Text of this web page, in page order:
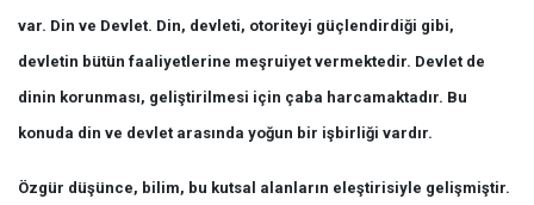
var. Din ve Devlet. Din, devleti, otoriteyi güçlendirdiği gibi,
devletin bütün faaliyetlerine meşruiyet vermektedir. Devlet de
dinin korunması, geliştirilmesi için çaba harcamaktadır. Bu
konuda din ve devlet arasında yoğun bir işbirliği vardır.
Özgür düşünce, bilim, bu kutsal alanların eleştirisiyle gelişmiştir.